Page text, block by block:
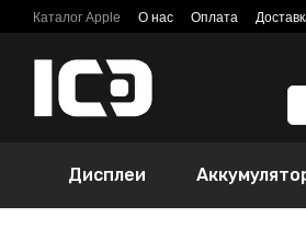
Перейти к основному контенту
Каталог Apple О нас Оплата
Дисплеи